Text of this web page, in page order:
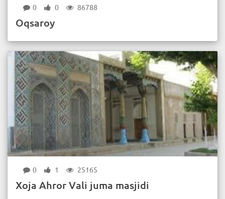
0 0 86788
Oqsaroy
0 1 25165
Xoja Ahror Vali juma masjidi